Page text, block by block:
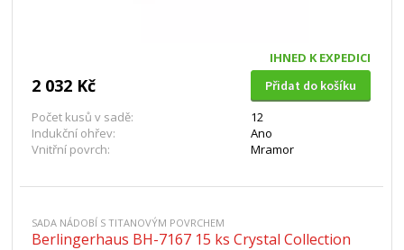
IHNED K EXPEDICI
2 032 Kč
Přidat do košíku
Počet kusů v sadě:
12
Indukční ohřev:
Ano
Vnitřní povrch:
Mramor
SADA NÁDOBÍ S TITANOVÝM POVRCHEM
Berlingerhaus BH-7167 15 ks Crystal Collection